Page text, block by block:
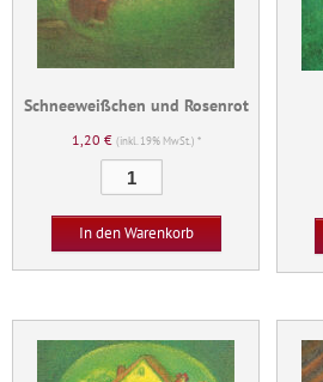
Schneeweißchen und Rosenrot
1,20 € (inkl. 19% MwSt.) *
und
Rosenrot
Menge
In den Warenkorb